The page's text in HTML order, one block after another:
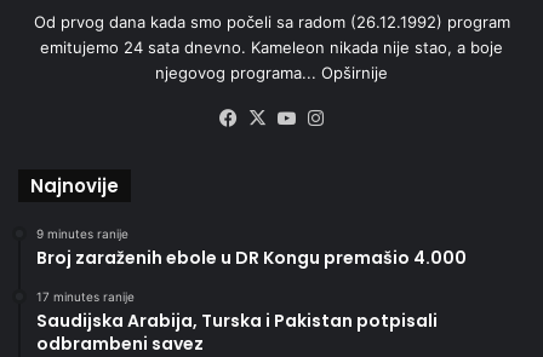
Od prvog dana kada smo počeli sa radom (26.12.1992) program
emitujemo 24 sata dnevno. Kameleon nikada nije stao, a boje
njegovog programa... Opširnije
Facebook
X YouTube
Najnovije
9 minutes ranije
Broj zaraženih ebole u DR Kongu premašio 4.000
17 minutes ranije
Saudijska Arabija, Turska i Pakistan potpisali
odbrambeni savez